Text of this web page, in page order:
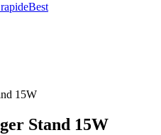
Best
15W
Stand 15W